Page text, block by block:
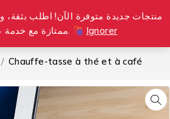
ممتازة مع خدمة عملاء متميزة.
Ignorer
0
/ Chauffe-tasse à thé et à café